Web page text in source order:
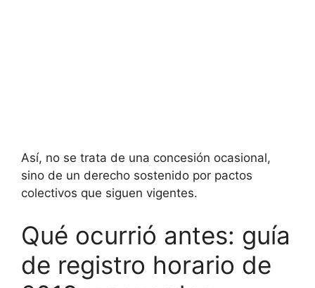
Así, no se trata de una concesión ocasional,
sino de un derecho sostenido por pactos
colectivos que siguen vigentes.
Qué ocurrió antes: guía
de registro horario de